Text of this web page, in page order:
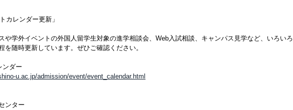
カレンダー更新」
や学外イベントの外国人留学生対象の進学相談会、Web入試相談、キャンパス見学など、いろいろ
を随時更新しています。ぜひご確認ください。
ンダー
u.ac.jp/admission/event/event_calendar.html
ンター